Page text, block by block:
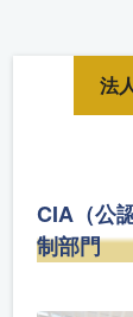
法
CIA（公
制部門